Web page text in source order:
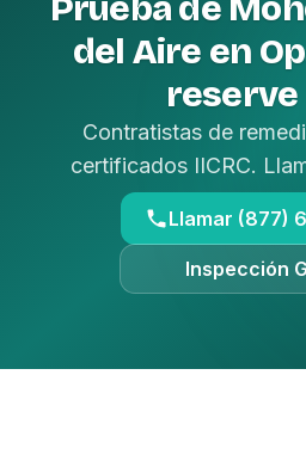
Prueba de
del Aire en
reserve
Contratistas de
certificados IICRC.
Llamar (877)
Inspección